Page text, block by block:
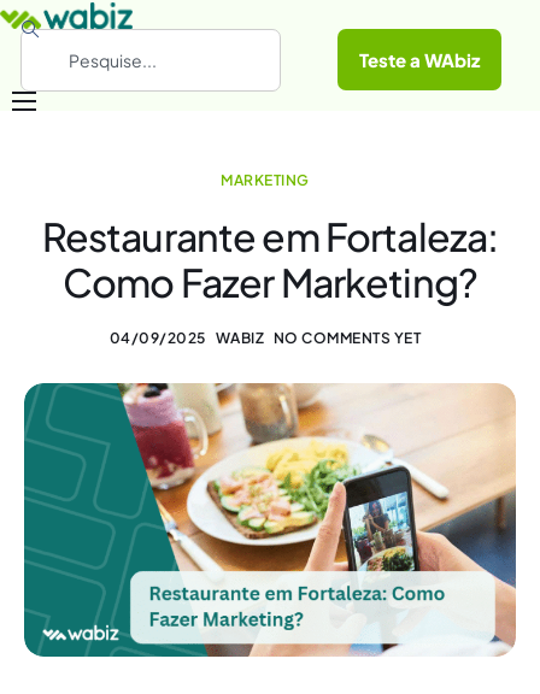
Materiais Gratuitos
Teste a WAbiz
MARKETING
Restaurante em Fortaleza:
Como Fazer Marketing?
04/09/2025 WABIZ NO COMMENTS YET